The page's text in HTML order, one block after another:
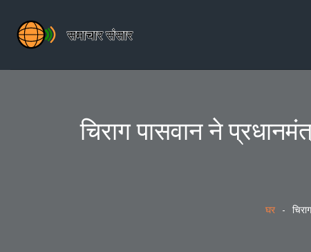
चिराग पासवान ने
घर